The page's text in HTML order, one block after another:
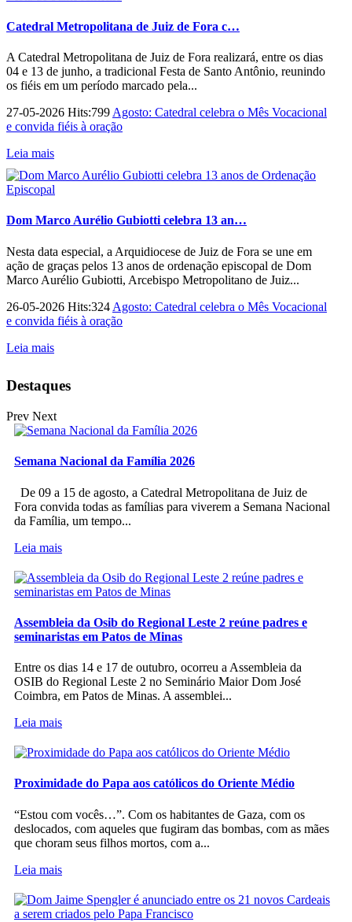
Catedral Metropolitana de Juiz de Fora c…
A Catedral Metropolitana de Juiz de Fora realizará, entre os dias
04 e 13 de junho, a tradicional Festa de Santo Antônio, reunindo
os fiéis em um período marcado pela...
27-05-2026 Hits:799 Agosto: Catedral celebra o Mês Vocacional
e convida fiéis à oração
Leia mais
Dom Marco Aurélio Gubiotti celebra 13 an…
Nesta data especial, a Arquidiocese de Juiz de Fora se une em
ação de graças pelos 13 anos de ordenação episcopal de Dom
Marco Aurélio Gubiotti, Arcebispo Metropolitano de Juiz...
26-05-2026 Hits:324 Agosto: Catedral celebra o Mês Vocacional
e convida fiéis à oração
Leia mais
Destaques
Prev Next
Semana Nacional da Família 2026
De 09 a 15 de agosto, a Catedral Metropolitana de Juiz de
Fora convida todas as famílias para viverem a Semana Nacional
da Família, um tempo...
Leia mais
Assembleia da Osib do Regional Leste 2 reúne padres e
seminaristas em Patos de Minas
Entre os dias 14 e 17 de outubro, ocorreu a Assembleia da
OSIB do Regional Leste 2 no Seminário Maior Dom José
Coimbra, em Patos de Minas. A assemblei...
Leia mais
Proximidade do Papa aos católicos do Oriente Médio
“Estou com vocês…”. Com os habitantes de Gaza, com os
deslocados, com aqueles que fugiram das bombas, com as mães
que choram seus filhos mortos, com a...
Leia mais